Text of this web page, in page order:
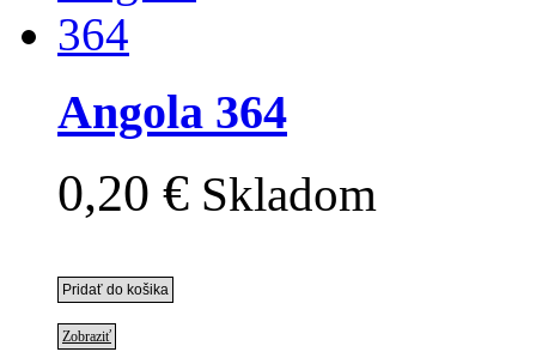
Angola 364
0,20 € Skladom
Zobraziť